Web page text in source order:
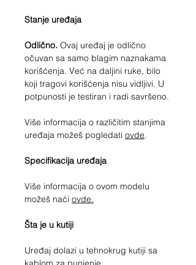
Stanje uređaja
Odlično. Ovaj uređaj je odlično
očuvan sa samo blagim naznakama
korišćenja. Već na daljini ruke, bilo
koji tragovi korišćenja nisu vidljivi. U
potpunosti je testiran i radi savršeno.
Više informacija o različitim stanjima
uređaja možeš pogledati ovde.
Specifikacija uređaja
Više informacija o ovom modelu
možeš naći ovde.
Šta je u kutiji
Uređaj dolazi u tehnokrug kutiji sa